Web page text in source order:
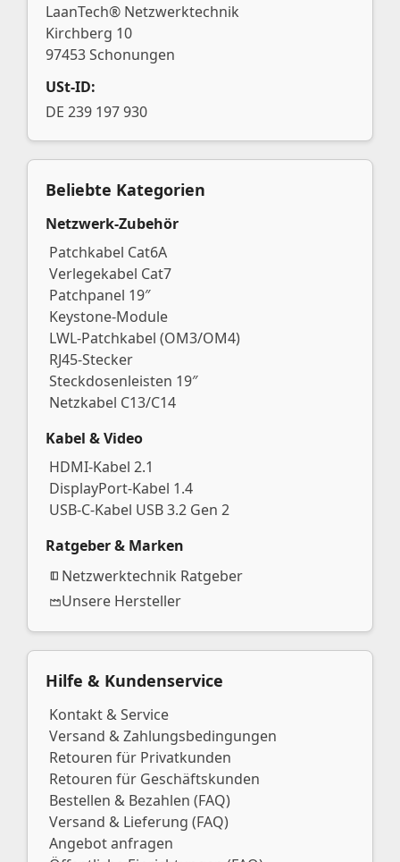
LaanTech® Netzwerktechnik
Kirchberg 10
97453 Schonungen
USt-ID:
DE 239 197 930
Beliebte Kategorien
Netzwerk-Zubehör
Patchkabel Cat6A
Verlegekabel Cat7
Patchpanel 19″
Keystone-Module
LWL-Patchkabel (OM3/OM4)
RJ45-Stecker
Steckdosenleisten 19″
Netzkabel C13/C14
Kabel & Video
HDMI-Kabel 2.1
DisplayPort-Kabel 1.4
USB-C-Kabel USB 3.2 Gen 2
Ratgeber & Marken
Netzwerktechnik Ratgeber
Unsere Hersteller
Hilfe & Kundenservice
Kontakt & Service
Versand & Zahlungsbedingungen
Retouren für Privatkunden
Retouren für Geschäftskunden
Bestellen & Bezahlen (FAQ)
Versand & Lieferung (FAQ)
Angebot anfragen